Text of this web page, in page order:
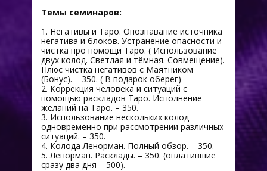
Темы семинаров:
1. Негативы и Таро. Опознавание источника
негатива и блоков. Устранение опасности и
чистка про помощи Таро. ( Использование
двух колод. Светлая и тёмная. Совмещение).
Плюс чистка негативов с Маятником
(Бонус). – 350. ( В подарок оберег)
2. Коррекция человека и ситуаций с
помощью раскладов Таро. Исполнение
желаний на Таро. – 350.
3. Использование нескольких колод
одновременно при рассмотрении различных
ситуаций. – 350.
4. Колода Ленорман. Полный обзор. – 350.
5. Ленорман. Расклады. – 350. (оплатившие
сразу два дня – 500).